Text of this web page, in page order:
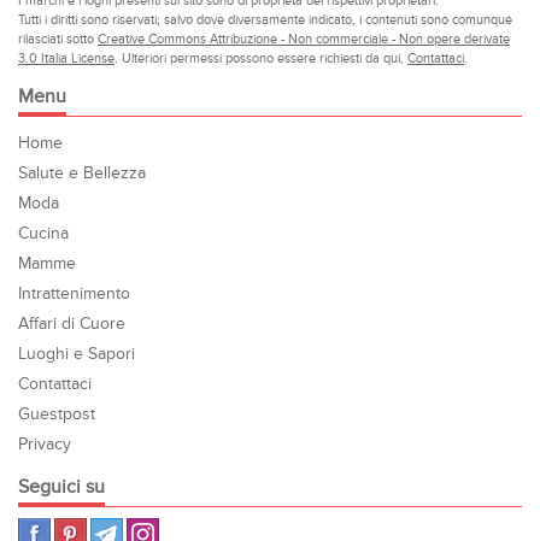
Tutti i diritti sono riservati; salvo dove diversamente indicato, i contenuti sono comunque
rilasciati sotto Creative Commons Attribuzione - Non commerciale - Non opere derivate
3.0 Italia License. Ulteriori permessi possono essere richiesti da qui, Contattaci.
Menu
Home
Salute e Bellezza
Moda
Cucina
Mamme
Intrattenimento
Affari di Cuore
Luoghi e Sapori
Contattaci
Guestpost
Privacy
Seguici su